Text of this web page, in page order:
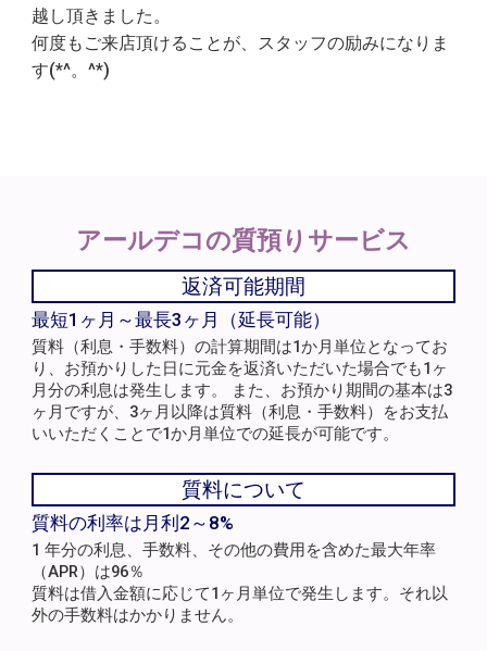
越し頂きました。
何度もご来店頂けることが、スタッフの励みになりま
す(*^。^*)
アールデコの質預りサービス
返済可能期間
最短1ヶ月～最長3ヶ月（延長可能）
質料（利息・手数料）の計算期間は1か月単位となってお
り、お預かりした日に元金を返済いただいた場合でも1ヶ
月分の利息は発生します。 また、お預かり期間の基本は3
ヶ月ですが、3ヶ月以降は質料（利息・手数料）をお支払
いいただくことで1か月単位での延長が可能です。
質料について
質料の利率は月利2～8%
1 年分の利息、手数料、その他の費用を含めた最大年率
（APR）は96％
質料は借入金額に応じて1ヶ月単位で発生します。それ以
外の手数料はかかりません。